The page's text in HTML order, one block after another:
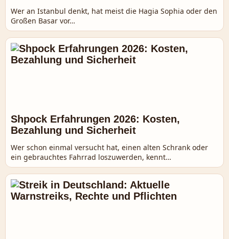
Wer an Istanbul denkt, hat meist die Hagia Sophia oder den
Großen Basar vor…
Shpock Erfahrungen 2026: Kosten,
Bezahlung und Sicherheit
Wer schon einmal versucht hat, einen alten Schrank oder
ein gebrauchtes Fahrrad loszuwerden, kennt…